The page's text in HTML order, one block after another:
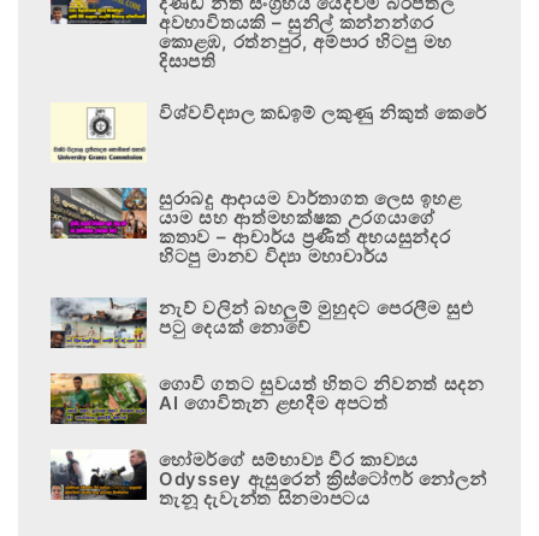
අවභාවිතයකි – සුනිල් කන්නන්ගර
කොළඹ, රත්නපුර, අම්පාර හිටපු මහ
දිසාපති
විශ්වවිද්‍යාල කඩඉම් ලකුණු නිකුත් කෙරේ
සුරාබදු ආදායම වාර්තාගත ලෙස ඉහළ
යාම සහ ආත්මභක්ෂක උරගයාගේ
කතාව – ආචාර්ය ප්‍රණීත් අභයසුන්දර
හිටපු මානව විද්‍යා මහාචාර්ය
නැව් වලින් බහලුම් මුහුදට පෙරලීම සුළු
පටු දෙයක් නොවේ
ගොවි ගතට සුවයත් හිතට නිවනත් සදන
AI ගොවිතැන ළඟදීම අපටත්
හෝමර්ගේ සම්භාව්‍ය වීර කාව්‍යය
Odyssey ඇසුරෙන් ක්‍රිස්ටෝෆර් නෝලන්
තැනූ දැවැන්ත සිනමාපටය